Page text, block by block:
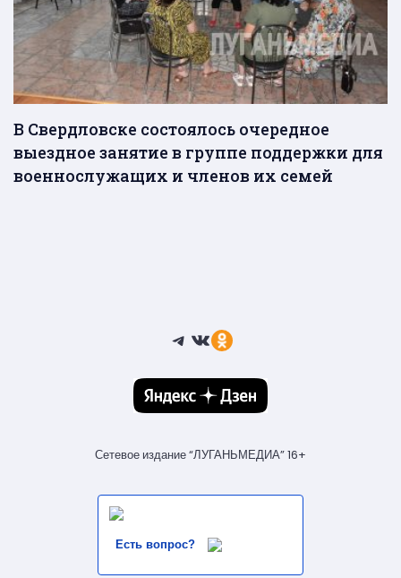
В Свердловске состоялось очередное
выездное занятие в группе поддержки для
военнослужащих и членов их семей
Telegram
ВКонтакте
Ссылка
Сетевое издание “ЛУГАНЬМЕДИА” 16+
Есть вопрос?